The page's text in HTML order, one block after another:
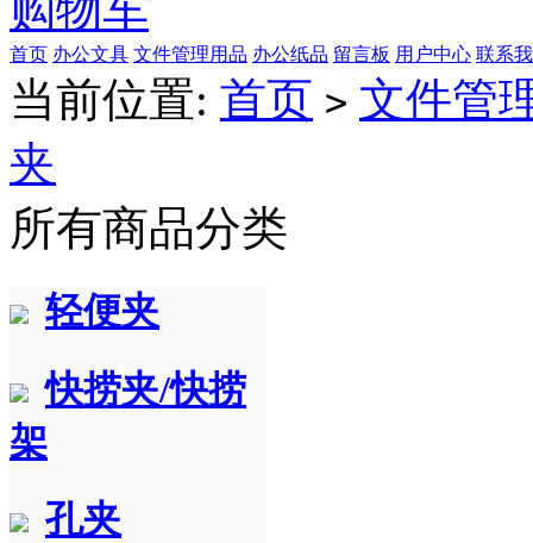
首页 办公文具 文件管理用品 办公纸品 留言板 用户中心 联系
当前位置: 首页 > 文件管
夹
所有商品分类
轻便夹
快捞夹/快捞
架
孔夹